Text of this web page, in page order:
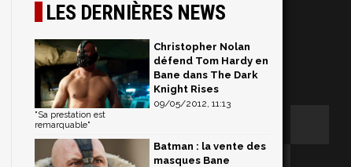
LES DERNIÈRES NEWS
Christopher Nolan
défend Tom Hardy en
Bane dans The Dark
Knight Rises
09/05/2012, 11:13
"Sa prestation est
remarquable"
Batman : la vente des
masques Bane